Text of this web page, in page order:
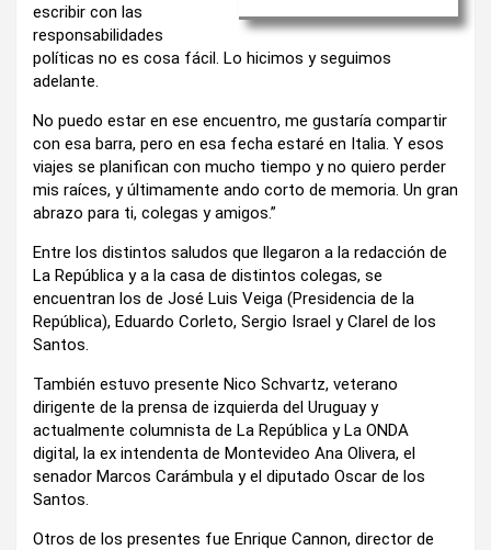
escribir con las
responsabilidades
políticas no es cosa fácil. Lo hicimos y seguimos
adelante.
No puedo estar en ese encuentro, me gustaría compartir
con esa barra, pero en esa fecha estaré en Italia. Y esos
viajes se planifican con mucho tiempo y no quiero perder
mis raíces, y últimamente ando corto de memoria. Un gran
abrazo para ti, colegas y amigos.”
Entre los distintos saludos que llegaron a la redacción de
La República y a la casa de distintos colegas, se
encuentran los de José Luis Veiga (Presidencia de la
República), Eduardo Corleto, Sergio Israel y Clarel de los
Santos.
También estuvo presente Nico Schvartz, veterano
dirigente de la prensa de izquierda del Uruguay y
actualmente columnista de La República y La ONDA
digital, la ex intendenta de Montevideo Ana Olivera, el
senador Marcos Carámbula y el diputado Oscar de los
Santos.
Otros de los presentes fue Enrique Cannon, director de